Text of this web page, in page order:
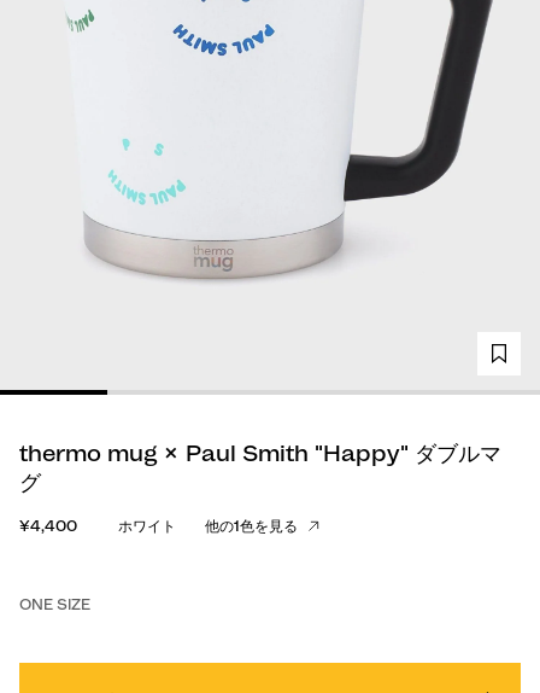
thermo mug × Paul Smith "Happy" ダブルマ
グ
¥4,400 ホワイト 他の1色を見る
ONE SIZE